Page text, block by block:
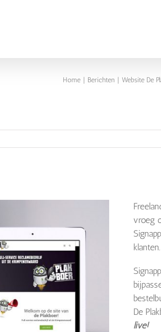
Home Berichten Website De
vroeg
klanten.
De
live!